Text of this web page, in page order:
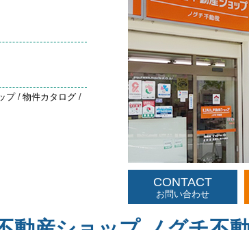
プ/ 物件カタログ /
CONTACT
お問い合わせ